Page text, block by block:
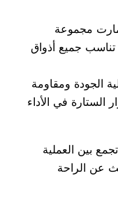
مجموعة
تناسب جميع أذواق
الجودة ومقاومة
الستارة في الأداء
بين العملية
عن الراحة